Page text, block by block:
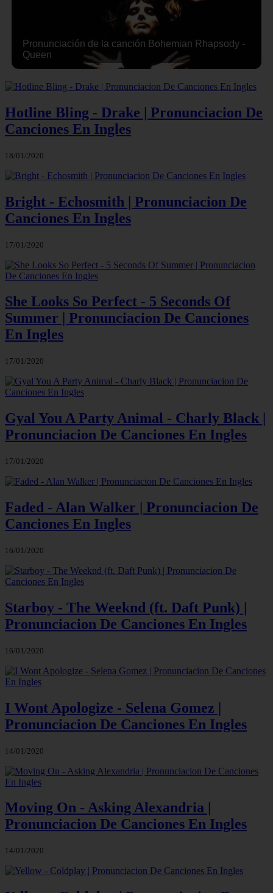
Pronunciación de la canción Bohemian Rhapsody -
Queen
Hotline Bling - Drake | Pronunciacion De
Canciones En Ingles
18/01/2020
Bright - Echosmith | Pronunciacion De
Canciones En Ingles
17/01/2020
She Looks So Perfect - 5 Seconds Of
Summer | Pronunciacion De Canciones
En Ingles
17/01/2020
Gyal You A Party Animal - Charly Black |
Pronunciacion De Canciones En Ingles
17/01/2020
Faded - Alan Walker | Pronunciacion De
Canciones En Ingles
16/01/2020
Starboy - The Weeknd (ft. Daft Punk) |
Pronunciacion De Canciones En Ingles
16/01/2020
I Wont Apologize - Selena Gomez |
Pronunciacion De Canciones En Ingles
14/01/2020
Moving On - Asking Alexandria |
Pronunciacion De Canciones En Ingles
14/01/2020